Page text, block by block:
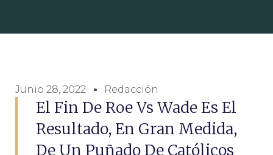
Junio 28, 2022 Redacción
El Fin De Roe Vs Wade Es El
Resultado, En Gran Medida,
De Un Puñado De Católicos